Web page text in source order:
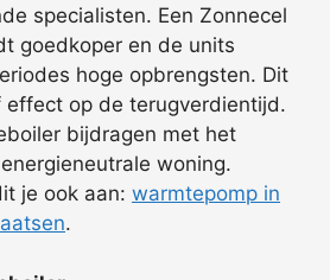
specialisten. Een Zonnecel
goedkoper en de units
hoge opbrengsten. Dit
effect op de terugverdientijd.
bijdragen met het
woning.
je ook aan: warmtepomp in
.